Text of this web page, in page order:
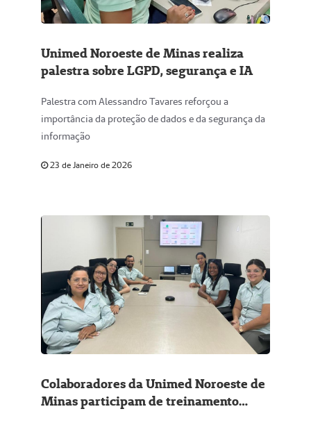
Unimed Noroeste de Minas realiza
palestra sobre LGPD, segurança e IA
Palestra com Alessandro Tavares reforçou a
importância da proteção de dados e da segurança da
informação
23 de Janeiro de 2026
Colaboradores da Unimed Noroeste de
Minas participam de treinamento